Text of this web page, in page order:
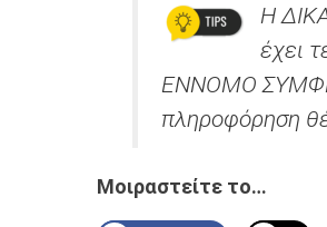
Η
έχει
ΕΝΝΟΜΟ
πληροφόρηση
Μοιραστείτε το…